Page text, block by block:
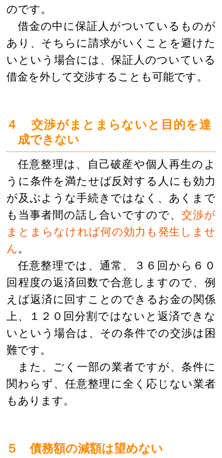
のです。
借金の中に保証人がついているものが
あり、そちらに請求がいくことを避けた
いという場合には、保証人のついている
借金を外して交渉することも可能です。
４ 交渉がまとまらないと目的を達
成できない
任意整理は、自己破産や個人再生のよ
うに条件を満たせば反対する人にも効力
が及ぶような手続きではなく、あくまで
も当事者間の話し合いですので、 交渉が
まとまらなければ何の効力も発生しませ
ん。
任意整理では、通常、３６回から６０
回程度の返済回数で合意しますので、例
えば返済に回すことのできるお金の関係
上、１２０回分割ではないと返済できな
いという場合は、その条件での交渉は困
難です。
また、ごく一部の業者ですが、条件に
関わらず、任意整理に全く応じない業者
もあります。
５ 債務額の減額は望めない